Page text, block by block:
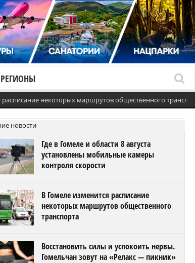
РЕГИОНЫ
расписание некоторых маршрутов общественного
новости
Где в Гомеле и области 8 августа
установлены мобильные камеры
контроля скорости
В Гомеле изменится расписание
некоторых маршрутов общественного
транспорта
Восстановить силы и успокоить нервы.
Гомельчан зовут на «Релакс — пикник»